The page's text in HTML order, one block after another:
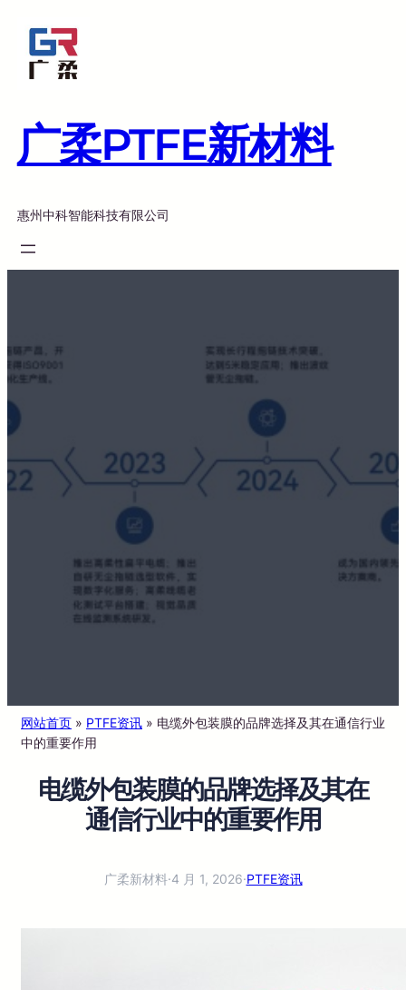
广柔PTFE新材料
惠州中科智能科技有限公司
网站首页 » PTFE资讯 » 电缆外包装膜的品牌选择及其在通信行业
中的重要作用
电缆外包装膜的品牌选择及其在
通信行业中的重要作用
广柔新材料·4 月 1, 2026·PTFE资讯